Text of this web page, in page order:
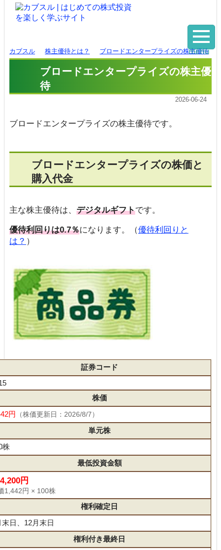
カブスル 株主優待とは？ ブロードエンタープライズの株主優待
ブロードエンタープライズの株主優
待
2026-06-24
ブロードエンタープライズの株主優待です。
ブロードエンタープライズの株価と
購入代金
主な株主優待は、 デジタルギフトです。
優待利回りは0.7％になります。（優待利回りと
は？ ）
証券コード
株価
円 （株価更新日：2026/8/7）
単元株
株
最低投資金額
円
1,442円 × 100株
権利確定日
末日、12月末日
権利付き最終日
menu